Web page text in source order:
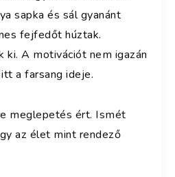
sapka és sál gyanánt
fejfedőt húztak.
ki. A motivációt nem igazán
a farsang ideje.
meglepetés ért. Ismét
az élet mint rendező